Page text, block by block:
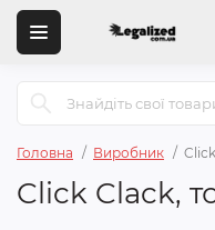
Головна Виробник
Click Clack,